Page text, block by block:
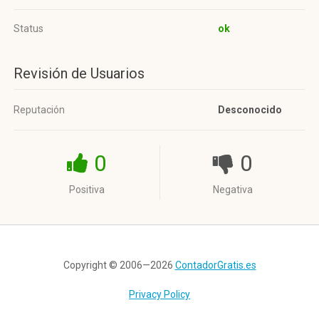
Status ok
Revisión de Usuarios
Reputación Desconocido
0
Positiva
0
Negativa
Copyright © 2006—2026 ContadorGratis.es
Privacy Policy